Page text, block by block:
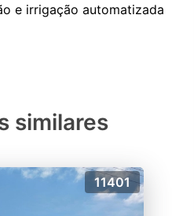
e irrigação automatizada
similares
11401